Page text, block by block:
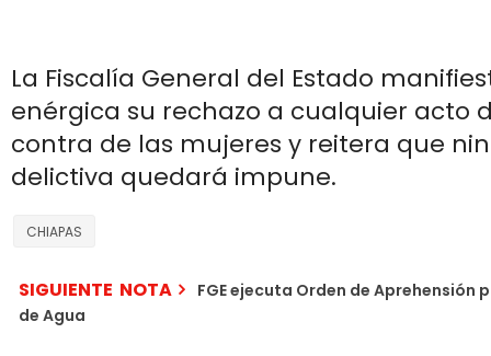
La Fiscalía General del Estado
enérgica su rechazo a cualquier acto
contra de las mujeres y reitera que
delictiva quedará impune.
CHIAPAS
SIGUIENTE NOTA
FGE ejecuta Orden de Aprehensión
de Agua